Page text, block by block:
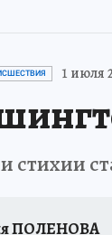
1 июля
стихии
ПОЛЕНОВА